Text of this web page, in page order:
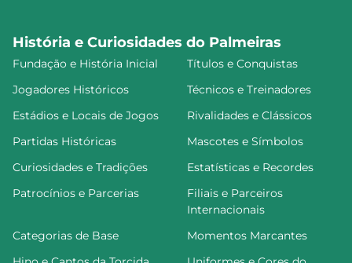
História e Curiosidades do Palmeiras
Fundação e História Inicial
Títulos e Conquistas
Jogadores Históricos
Técnicos e Treinadores
Estádios e Locais de Jogos
Rivalidades e Clássicos
Partidas Históricas
Mascotes e Símbolos
Curiosidades e Tradições
Estatísticas e Recordes
Patrocínios e Parcerias
Filiais e Parceiros
Internacionais
Categorias de Base
Momentos Marcantes